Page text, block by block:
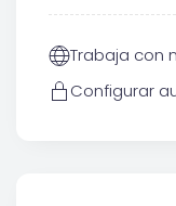
Trabaja con
Configurar